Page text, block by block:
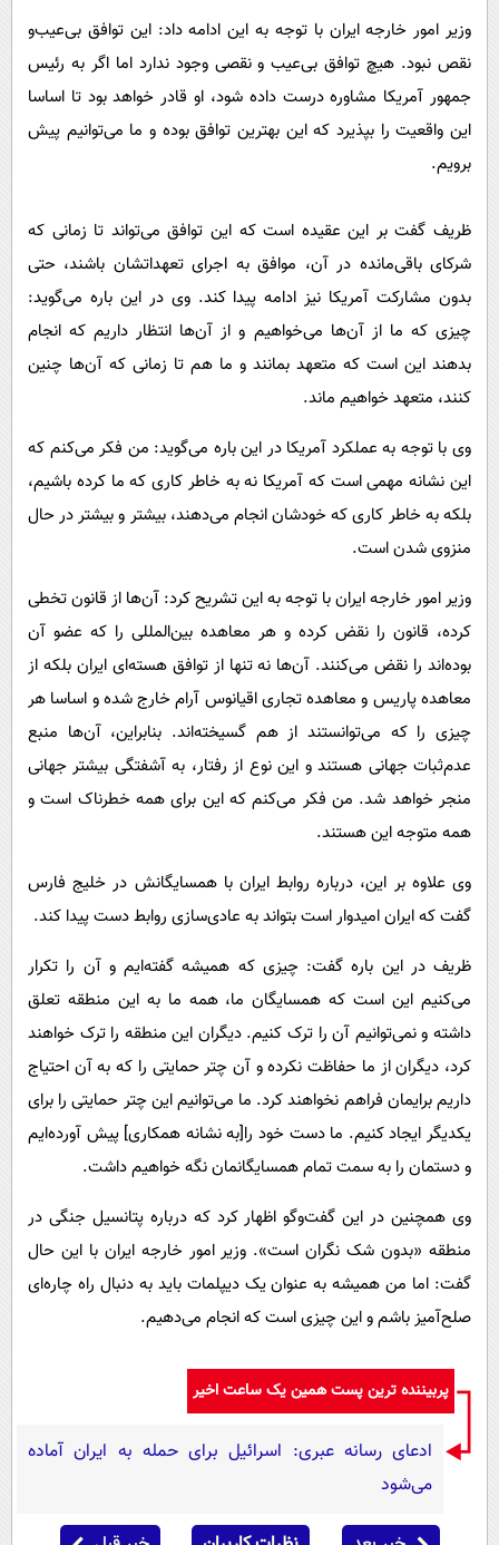
وزیر امور خارجه ایران با توجه به این ادامه داد: این توافق بی‌عیب‌و
نقص نبود. هیچ توافق بی‌عیب و نقصی وجود ندارد اما اگر به رئیس
جمهور آمریکا مشاوره درست داده شود، او قادر خواهد بود تا اساسا
این واقعیت را بپذیرد که این بهترین توافق بوده و ما می‌توانیم پیش
برویم.
ظریف گفت بر این عقیده است که این توافق می‌تواند تا زمانی که
شرکای باقی‌مانده در آن، موافق به اجرای تعهداتشان باشند، حتی
بدون مشارکت آمریکا نیز ادامه پیدا کند. وی در این باره می‌گوید:
چیزی که ما از آن‌ها می‌خواهیم و از آن‌ها انتظار داریم که انجام
بدهند این است که متعهد بمانند و ما هم تا زمانی که آن‌ها چنین
کنند، متعهد خواهیم ماند.
وی با توجه به عملکرد آمریکا در این باره می‌گوید: من فکر می‌کنم که
این نشانه مهمی است که آمریکا نه به خاطر کاری که ما کرده باشیم،
بلکه به خاطر کاری که خودشان انجام می‌دهند، بیشتر و بیشتر در حال
منزوی شدن است.
وزیر امور خارجه ایران با توجه به این تشریح کرد: آن‌ها از قانون تخطی
کرده، قانون را نقض کرده و هر معاهده بین‌المللی را که عضو آن
بوده‌اند را نقض می‌کنند. آن‌ها نه تنها از توافق هسته‌ای ایران بلکه از
معاهده پاریس و معاهده تجاری اقیانوس آرام خارج شده و اساسا هر
چیزی را که می‌توانستند از هم گسیخته‌اند. بنابراین، آن‌ها منبع
عدم‌ثبات جهانی هستند و این نوع از رفتار، به آشفتگی بیشتر جهانی
منجر خواهد شد. من فکر می‌کنم که این برای همه خطرناک است و
همه متوجه این هستند.
وی علاوه بر این، درباره روابط ایران با همسایگانش در خلیج فارس
گفت که ایران امیدوار است بتواند به عادی‌سازی روابط دست پیدا کند.
ظریف در این باره گفت: چیزی که همیشه گفته‌ایم و آن را تکرار
می‌کنیم این است که همسایگان ما، همه ما به این منطقه تعلق
داشته و نمی‌توانیم آن را ترک کنیم. دیگران این منطقه را ترک خواهند
کرد، دیگران از ما حفاظت نکرده و آن چتر حمایتی را که به آن احتیاج
داریم برایمان فراهم نخواهند کرد. ما می‌توانیم این چتر حمایتی را برای
یکدیگر ایجاد کنیم. ما دست خود را[به نشانه همکاری] پیش آورده‌ایم
و دستمان را به سمت تمام همسایگانمان نگه خواهیم داشت.
وی همچنین در این گفت‌وگو اظهار کرد که درباره پتانسیل جنگی در
منطقه «بدون شک نگران است». وزیر امور خارجه ایران با این حال
گفت: اما من همیشه به عنوان یک دیپلمات باید به دنبال راه چاره‌ای
صلح‌آمیز باشم و این چیزی است که انجام می‌دهیم.
پربیننده ترین پست همین یک ساعت اخیر
ادعای رسانه عبری: اسرائیل برای حمله به ایران آماده
می‌شود